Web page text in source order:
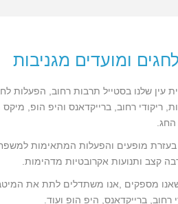
ומועדים מגניבות
עין שלנו בסטייל תרבות רחוב, הפעלות
ריקודי רחוב, ברייקדאנס והיפ הופ,
החג.
בעזרת מופעים והפעלות המתאימות
קצב ותנועות אקרובטיות מדהימות.
שאנו מספקים ,אנו משתדלים לתת את
רחוב, ברייקדאנס, היפ הופ ועוד.